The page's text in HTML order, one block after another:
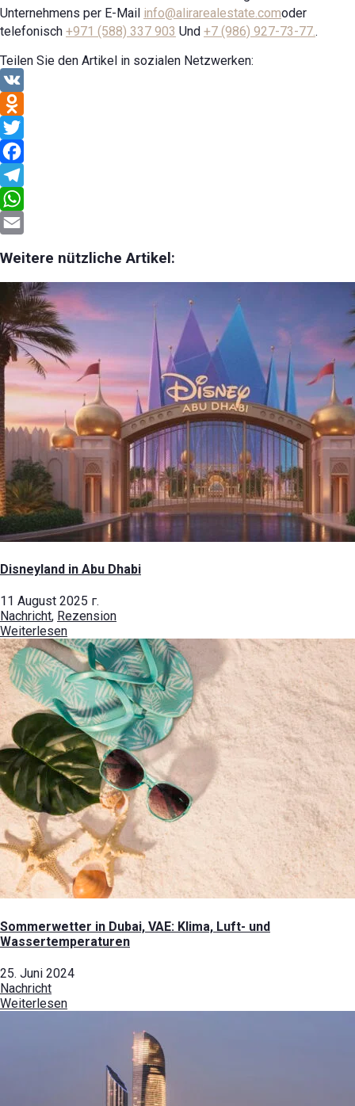
Unternehmens per E-Mail info@alirarealestate.comoder
telefonisch +971 (588) 337 903 Und +7 (986) 927-73-77..
Teilen Sie den Artikel in sozialen Netzwerken:
VK
Odnoklassniki
Twitter
Facebook
Telegram
WhatsApp
Weitere nützliche Artikel:
Disneyland in Abu Dhabi
11 August 2025 г.
Nachricht, Rezension
Weiterlesen
Sommerwetter in Dubai, VAE: Klima, Luft- und
Wassertemperaturen
25. Juni 2024
Nachricht
Weiterlesen